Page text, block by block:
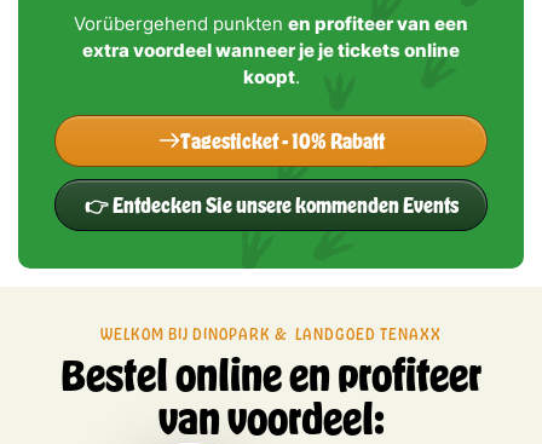
Vorübergehend punkten en profiteer van een
extra voordeel wanneer je je tickets online
koopt.
Tagesticket - 10% Rabatt
👉Entdecken Sie unsere kommenden Events
WELKOM BIJ DINOPARK & LANDGOED TENAXX
Bestel online en profiteer
van voordeel: